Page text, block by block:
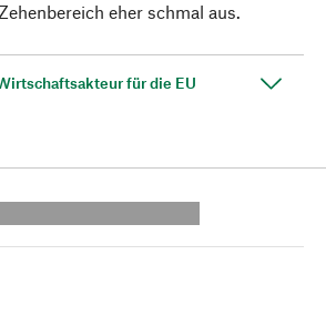
eher schmal aus.
für die EU